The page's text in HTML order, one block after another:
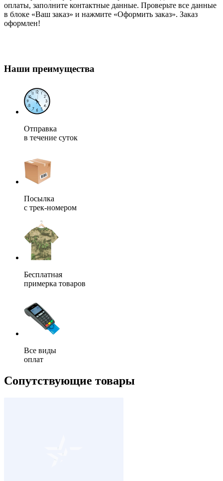
оплаты, заполните контактные данные. Проверьте все данные
в блоке «Ваш заказ» и нажмите «Оформить заказ». Заказ
оформлен!
Наши преимущества
Отправка
в течение суток
Посылка
с трек-номером
Бесплатная
примерка товаров
Все виды
оплат
Сопутствующие товары